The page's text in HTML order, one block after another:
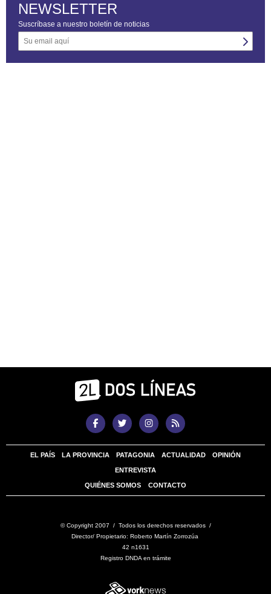
NEWSLETTER
Suscríbase a nuestro boletín de noticias
EL PAÍS LA PROVINCIA PATAGONIA ACTUALIDAD OPINIÓN
ENTREVISTA
QUIÉNES SOMOS CONTACTO
© Copyright 2007 / Todos los derechos reservados /
Director/ Propietario: Roberto Martín Zorrozúa
42 n1631
Registro DNDA en trámite